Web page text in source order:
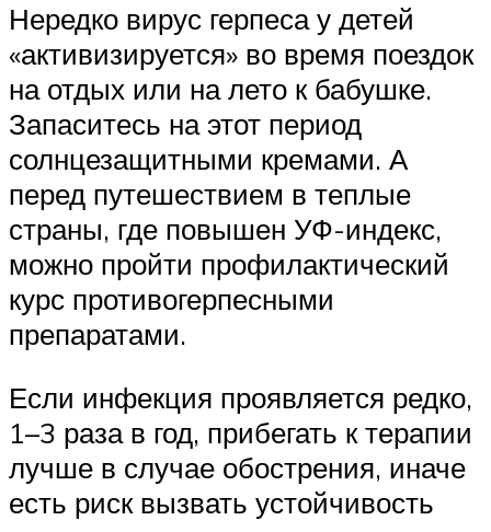
Нередко вирус герпеса у детей
«активизируется» во время поездок
на отдых или на лето к бабушке.
Запаситесь на этот период
солнцезащитными кремами. А
перед путешествием в теплые
страны, где повышен УФ-индекс,
можно пройти профилактический
курс противогерпесными
препаратами.
Если инфекция проявляется редко,
1–3 раза в год, прибегать к терапии
лучше в случае обострения, иначе
есть риск вызвать устойчивость